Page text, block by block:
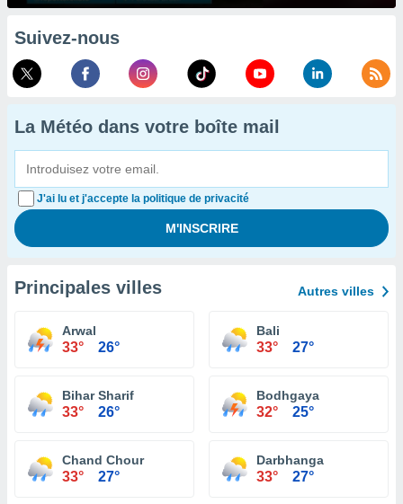
Suivez-nous
La Météo dans votre boîte mail
J'ai lu et j'accepte la politique de privacité
Principales villes Autres villes
Arwal
33° 26°
Bali
33° 27°
Bihar Sharif
33° 26°
Bodhgaya
32° 25°
Chand Chour
33° 27°
Darbhanga
33° 27°